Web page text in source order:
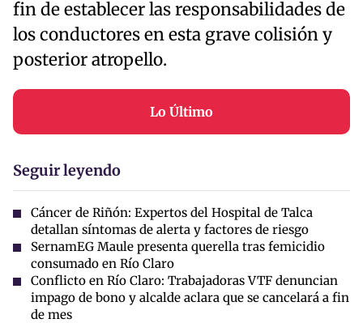
fin de establecer las responsabilidades de
los conductores en esta grave colisión y
posterior atropello.
Lo Último
Seguir leyendo
Cáncer de Riñón: Expertos del Hospital de Talca
detallan síntomas de alerta y factores de riesgo
SernamEG Maule presenta querella tras femicidio
consumado en Río Claro
Conflicto en Río Claro: Trabajadoras VTF denuncian
impago de bono y alcalde aclara que se cancelará a fin
de mes